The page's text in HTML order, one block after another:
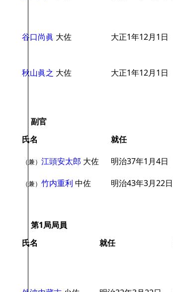
谷口尚眞 大佐 大正1年12月1日
秋山眞之 大佐 大正1年12月1日
副官
氏名
就任
（兼） 江頭安太郎 大佐 明治37年1月4日
（兼） 竹内重利 中佐 明治43年3月22日
第1局局員
氏名
就任